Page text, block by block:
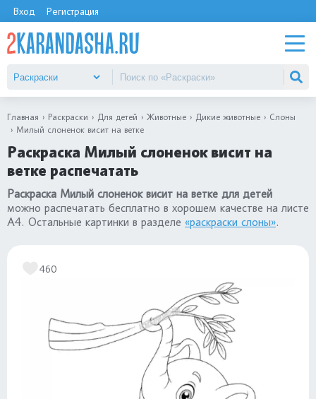
Вход Регистрация
Главная Раскраски Для детей Животные Дикие животные
Слоны
Милый слоненок висит на ветке
Раскраска Милый слоненок висит на
ветке распечатать
Раскраска Милый слоненок висит на ветке для детей
можно распечатать бесплатно в хорошем качестве на листе
А4. Остальные картинки в разделе «раскраски слоны».
460